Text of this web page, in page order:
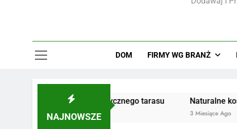
DOM FIRMY WG BRANŻ
NAJNOWSZE
trwałego i estetycznego tarasu Naturalne kosmetyki –
3 Miesiące Ago